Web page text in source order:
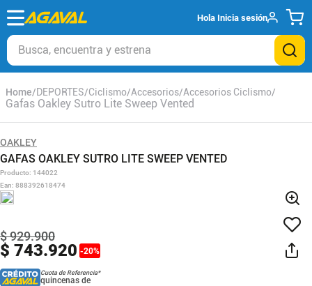
Hola Inicia sesión
Busca, encuentra y estrena
DEPORTES Ciclismo Accesorios Accesorios Ciclismo
Gafas Oakley Sutro Lite Sweep Vented
OAKLEY
GAFAS OAKLEY SUTRO LITE SWEEP VENTED
Producto: 144022
Ean: 888392618474
$ 743.920 -20%
$929.900
Cuota de Referencia*
quincenas de